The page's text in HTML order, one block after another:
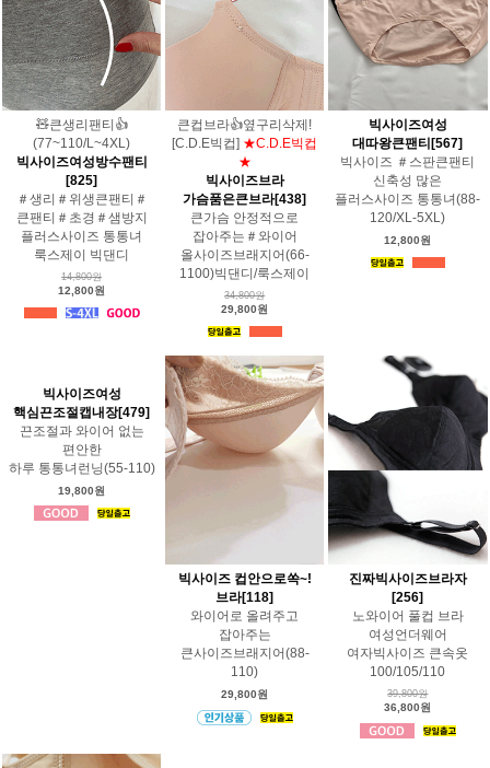
🧸큰생리팬티👍
(77~110/L~4XL)
빅사이즈여성방수팬티
[825]
＃생리＃위생큰팬티＃
큰팬티＃초경＃샘방지
플러스사이즈 통통녀
룩스제이 빅댄디
14,800원
12,800원
큰컵브라👍옆구리삭제!
[C.D.E빅컵] ★C.D.E빅컵
★
빅사이즈브라
가슴품은큰브라[438]
큰가슴 안정적으로
잡아주는＃와이어
올사이즈브래지어(66-
1100)빅댄디/룩스제이
34,800원
29,800원
빅사이즈여성
대따왕큰팬티[567]
빅사이즈 ＃스판큰팬티
신축성 많은
플러스사이즈 통통녀(88-
120/XL-5XL)
12,800원
빅사이즈여성
핵심끈조절캡내장[479]
끈조절과 와이어 없는
편안한
하루 통통녀런닝(55-110)
19,800원
빅사이즈 컵안으로쏙~!
브라[118]
와이어로 올려주고
잡아주는
큰사이즈브래지어(88-
110)
29,800원
진짜빅사이즈브라자
[256]
노와이어 풀컵 브라
여성언더웨어
여자빅사이즈 큰속옷
100/105/110
39,800원
36,800원